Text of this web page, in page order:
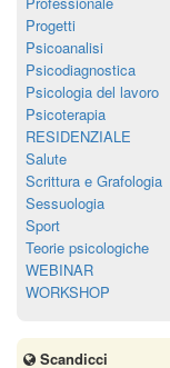
Progetti
Psicoanalisi
Psicodiagnostica
Psicologia del lavoro
Psicoterapia
RESIDENZIALE
Salute
Scrittura e Grafologia
Sessuologia
Sport
Teorie psicologiche
WEBINAR
WORKSHOP
Scandicci